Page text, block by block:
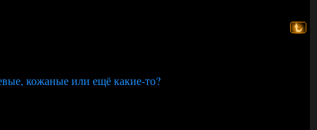
кожаные или ещё какие-то?